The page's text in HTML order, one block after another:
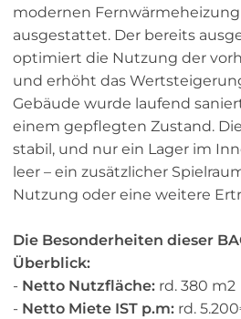
modernen
ausgestattet. Der bereits
optimiert die Nutzung der
und erhöht das
Gebäude wurde laufend
einem gepflegten Zustand.
stabil, und nur ein Lager im
leer – ein zusätzlicher
Nutzung oder eine weitere
Die Besonderheiten dieser
Überblick:
- Netto Nutzfläche: rd. 380 m2
- Netto Miete IST p.m: rd.